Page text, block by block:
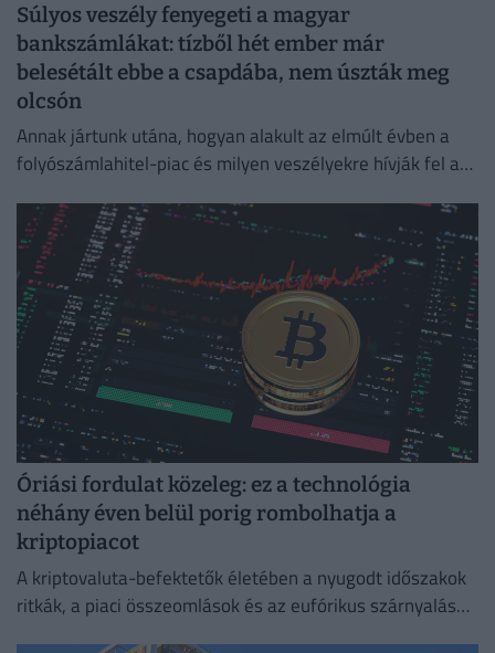
Súlyos veszély fenyegeti a magyar
bankszámlákat: tízből hét ember már
belesétált ebbe a csapdába, nem úszták meg
olcsón
Annak jártunk utána, hogyan alakult az elmúlt évben a
folyószámlahitel-piac és milyen veszélyekre hívják fel a
Óriási fordulat közeleg: ez a technológia
néhány éven belül porig rombolhatja a
kriptopiacot
A kriptovaluta-befektetők életében a nyugodt időszakok
ritkák, a piaci összeomlások és az eufórikus szárnyalások